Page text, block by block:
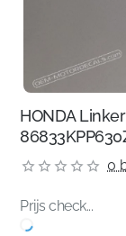
HONDA
0
Prijs check...